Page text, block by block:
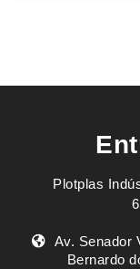
Plotplas
Av. Senador
Bernardo